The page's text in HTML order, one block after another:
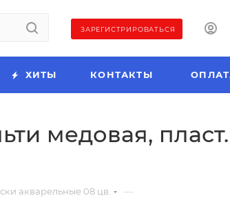
ЗАРЕГИСТРИРОВАТЬСЯ
ХИТЫ КОНТАКТЫ
медовая, пласт.
акварельные 08 цв. —